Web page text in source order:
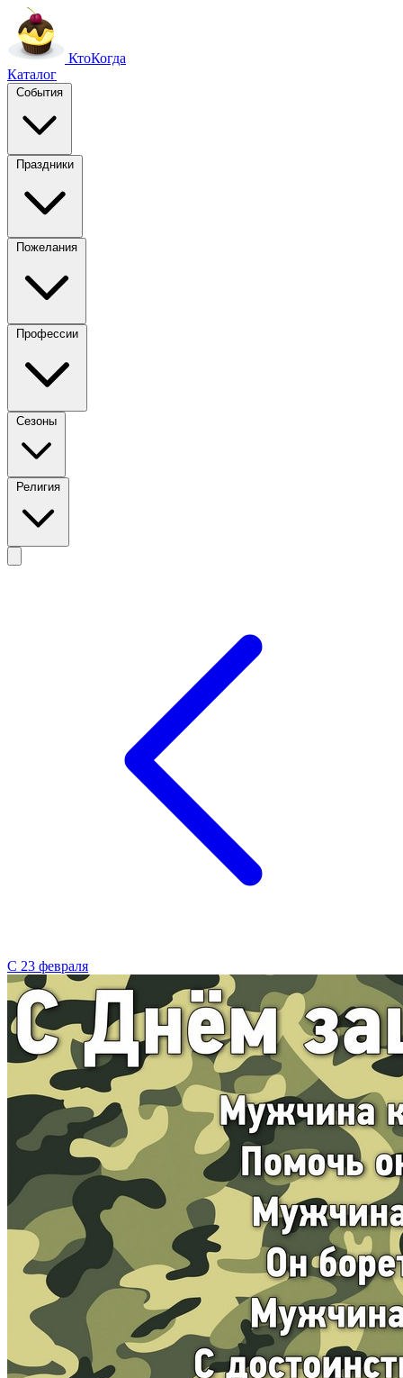
КтоКогда
Каталог
События
Праздники
Пожелания
Профессии
Сезоны
Религия
С 23 февраля